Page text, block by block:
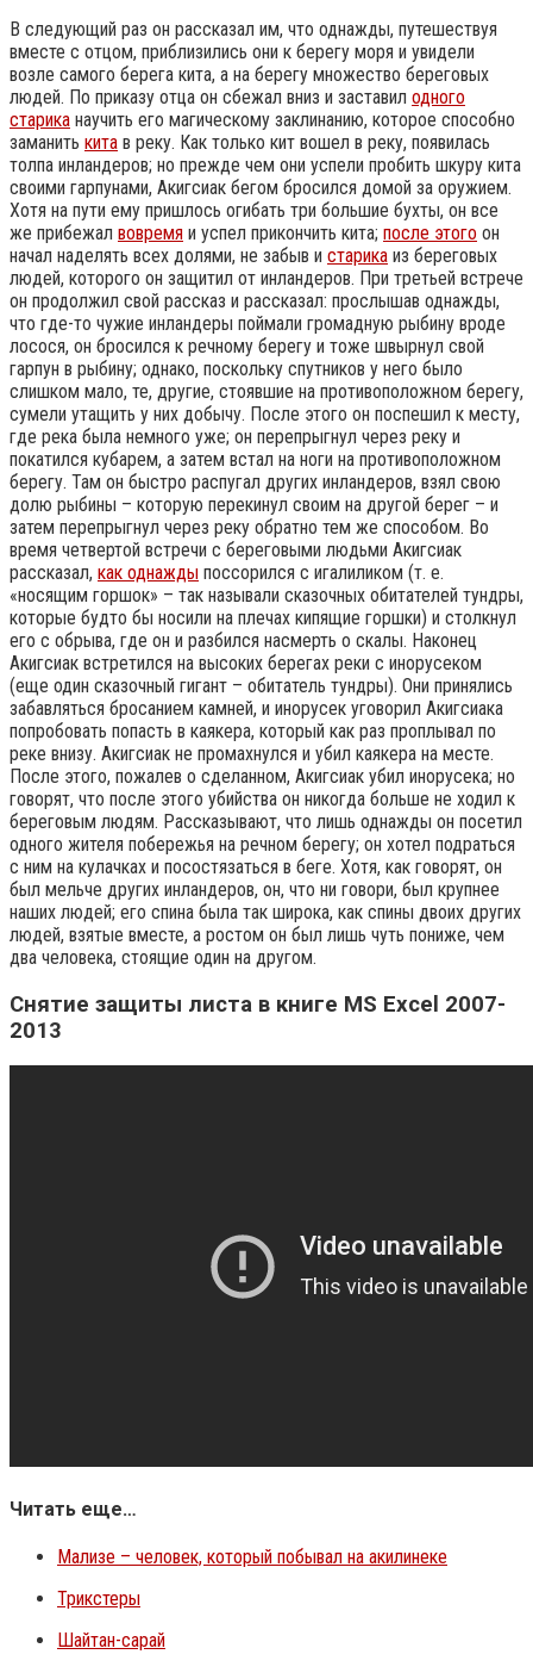
В следующий раз он рассказал им, что однажды, путешествуя
вместе с отцом, приблизились они к берегу моря и увидели
возле самого берега кита, а на берегу множество береговых
людей. По приказу отца он сбежал вниз и заставил одного
старика научить его магическому заклинанию, которое способно
заманить кита в реку. Как только кит вошел в реку, появилась
толпа инландеров; но прежде чем они успели пробить шкуру кита
своими гарпунами, Акигсиак бегом бросился домой за оружием.
Хотя на пути ему пришлось огибать три большие бухты, он все
же прибежал вовремя и успел прикончить кита; после этого он
начал наделять всех долями, не забыв и старика из береговых
людей, которого он защитил от инландеров. При третьей встрече
он продолжил свой рассказ и рассказал: прослышав однажды,
что где-то чужие инландеры поймали громадную рыбину вроде
лосося, он бросился к речному берегу и тоже швырнул свой
гарпун в рыбину; однако, поскольку спутников у него было
слишком мало, те, другие, стоявшие на противоположном берегу,
сумели утащить у них добычу. После этого он поспешил к месту,
где река была немного уже; он перепрыгнул через реку и
покатился кубарем, а затем встал на ноги на противоположном
берегу. Там он быстро распугал других инландеров, взял свою
долю рыбины – которую перекинул своим на другой берег – и
затем перепрыгнул через реку обратно тем же способом. Во
время четвертой встречи с береговыми людьми Акигсиак
рассказал, как однажды поссорился с игалиликом (т. е.
«носящим горшок» – так называли сказочных обитателей тундры,
которые будто бы носили на плечах кипящие горшки) и столкнул
его с обрыва, где он и разбился насмерть о скалы. Наконец
Акигсиак встретился на высоких берегах реки с инорусеком
(еще один сказочный гигант – обитатель тундры). Они принялись
забавляться бросанием камней, и инорусек уговорил Акигсиака
попробовать попасть в каякера, который как раз проплывал по
реке внизу. Акигсиак не промахнулся и убил каякера на месте.
После этого, пожалев о сделанном, Акигсиак убил инорусека; но
говорят, что после этого убийства он никогда больше не ходил к
береговым людям. Рассказывают, что лишь однажды он посетил
одного жителя побережья на речном берегу; он хотел подраться
с ним на кулачках и посостязаться в беге. Хотя, как говорят, он
был мельче других инландеров, он, что ни говори, был крупнее
наших людей; его спина была так широка, как спины двоих других
людей, взятые вместе, а ростом он был лишь чуть пониже, чем
два человека, стоящие один на другом.
Снятие защиты листа в книге MS Excel 2007-
2013
Читать еще…
Мализе – человек, который побывал на акилинеке
Трикстеры
Шайтан-сарай